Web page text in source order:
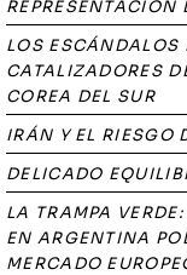
LOS ESCÁNDALOS
CATALIZADORES
COREA DEL SUR
IRÁN Y EL RIESGO
DELICADO
LA TRAMPA
EN ARGENTINA
MERCADO